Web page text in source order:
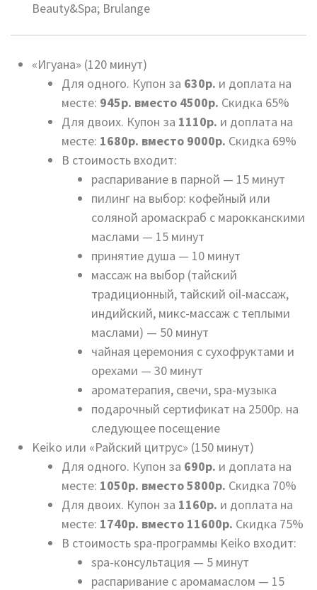
Beauty&Spa; Brulange
«Игуана» (120 минут)
Для одного. Купон за 630р. и доплата на
месте: 945р. вместо 4500р. Скидка 65%
Для двоих. Купон за 1110р. и доплата на
месте: 1680р. вместо 9000р. Скидка 69%
В стоимость входит:
распаривание в парной — 15 минут
пилинг на выбор: кофейный или
соляной аромаскраб с марокканскими
маслами — 15 минут
принятие душа — 10 минут
массаж на выбор (тайский
традиционный, тайский oil-массаж,
индийский, микс-массаж с теплыми
маслами) — 50 минут
чайная церемония с сухофруктами и
орехами — 30 минут
ароматерапия, свечи, spa-музыка
подарочный сертификат на 2500р. на
следующее посещение
Keiko или «Райский цитрус» (150 минут)
Для одного. Купон за 690р. и доплата на
месте: 1050р. вместо 5800р. Скидка 70%
Для двоих. Купон за 1160р. и доплата на
месте: 1740р. вместо 11600р. Скидка 75%
В стоимость spa-программы Keiko входит:
spa-консультация — 5 минут
распаривание с аромамаслом — 15